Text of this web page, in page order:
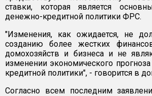
ставки, которая является
денежно-кредитной политики ФРС.
"Изменения, как ожидается, не
созданию более жестких
домохозяйств и бизнеса и не
изменении экономического
кредитной политики", - говорится в
Согласно всем последним